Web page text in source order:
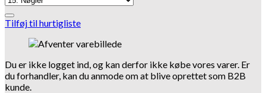
Tilføj til hurtigliste
Du er ikke logget ind, og kan derfor ikke købe vores varer. Er
du forhandler, kan du anmode om at blive oprettet som B2B
kunde.